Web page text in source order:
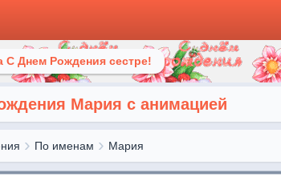
С Днем Рождения сестре!
Мария с анимацией
По именам Мария